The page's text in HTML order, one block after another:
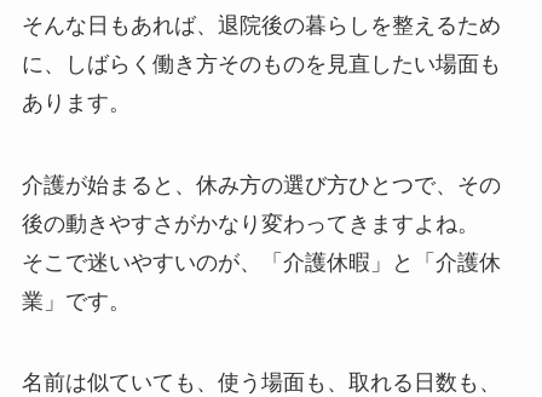
そんな日もあれば、退院後の暮らしを整えるため
に、しばらく働き方そのものを見直したい場面も
あります。
介護が始まると、休み方の選び方ひとつで、その
後の動きやすさがかなり変わってきますよね。
そこで迷いやすいのが、「介護休暇」と「介護休
業」です。
名前は似ていても、使う場面も、取れる日数も、